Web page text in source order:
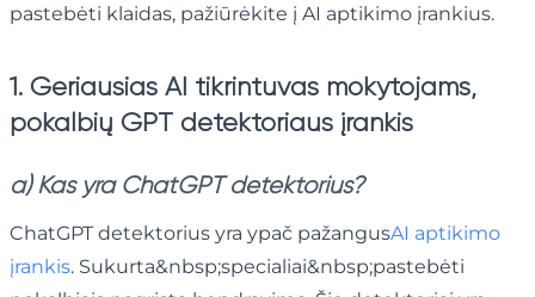
pastebėti klaidas, pažiūrėkite į AI aptikimo įrankius.
1. Geriausias AI tikrintuvas mokytojams,
pokalbių GPT detektoriaus įrankis
a) Kas yra ChatGPT detektorius?
ChatGPT detektorius yra ypač pažangusAI aptikimo
įrankis. Sukurta&nbsp;specialiai&nbsp;pastebėti